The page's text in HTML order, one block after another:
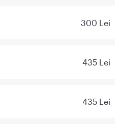
300 Lei
435 Lei
435 Lei